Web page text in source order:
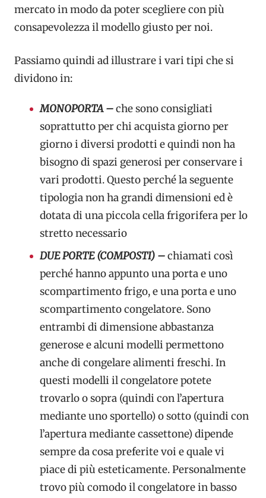
mercato in modo da poter scegliere con più
consapevolezza il modello giusto per noi.
Passiamo quindi ad illustrare i vari tipi che si
dividono in:
MONOPORTA –che sono consigliati
soprattutto per chi acquista giorno per
giorno i diversi prodotti e quindi non ha
bisogno di spazi generosi per conservare i
vari prodotti. Questo perché la seguente
tipologia non ha grandi dimensioni ed è
dotata di una piccola cella frigorifera per lo
stretto necessario
DUE PORTE (COMPOSTI) –chiamati così
perché hanno appunto una porta e uno
scompartimento frigo, e una porta e uno
scompartimento congelatore. Sono
entrambi di dimensione abbastanza
generose e alcuni modelli permettono
anche di congelare alimenti freschi. In
questi modelli il congelatore potete
trovarlo o sopra (quindi con l’apertura
mediante uno sportello) o sotto (quindi con
l’apertura mediante cassettone) dipende
sempre da cosa preferite voi e quale vi
piace di più esteticamente. Personalmente
trovo più comodo il congelatore in basso